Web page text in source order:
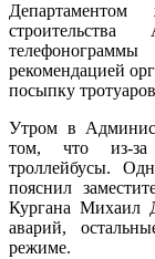
Департаментом
рекомендацией
посыпку
Утром в
том, что из-за
троллейбусы.
пояснил
Кургана Михаил
аварий,
режиме.